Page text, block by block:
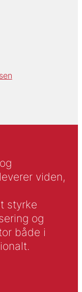
viden,
styrke
og
både i